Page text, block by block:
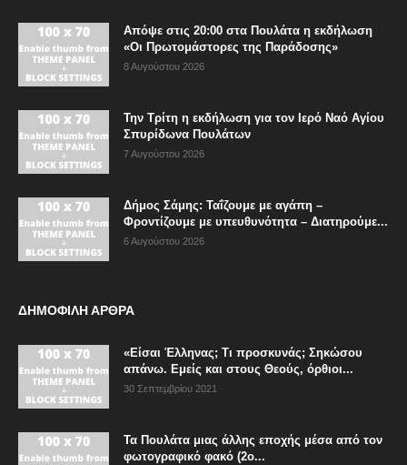
Απόψε στις 20:00 στα Πουλάτα η εκδήλωση
«Οι Πρωτομάστορες της Παράδοσης»
8 Αυγούστου 2026
Την Τρίτη η εκδήλωση για τον Ιερό Ναό Αγίου
Σπυρίδωνα Πουλάτων
7 Αυγούστου 2026
Δήμος Σάμης: Ταΐζουμε με αγάπη –
Φροντίζουμε με υπευθυνότητα – Διατηρούμε...
6 Αυγούστου 2026
ΔΗΜΟΦΙΛΗ ΑΡΘΡΑ
«Είσαι Έλληνας; Τι προσκυνάς; Σηκώσου
απάνω. Εμείς και στους Θεούς, όρθιοι...
30 Σεπτεμβρίου 2021
Τα Πουλάτα μιας άλλης εποχής μέσα από τον
φωτογραφικό φακό (2ο...